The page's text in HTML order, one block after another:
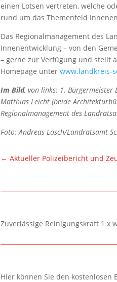
einen Lotsen vertreten, welche
rund um das Themenfeld
Das Regionalmanagement des
Innenentwicklung – von den
– gerne zur Verfügung und stellt
Homepage unterwww.landkreis-
Im Bild, von links: 1. Bürgermeister
Matthias Leicht (beide
Regionalmanagement des
Foto: Andreas Lösch/Landratsamt
←Aktueller Polizeibericht und
Zuverlässige Reinigungskraft 1 x
Hier können Sie den